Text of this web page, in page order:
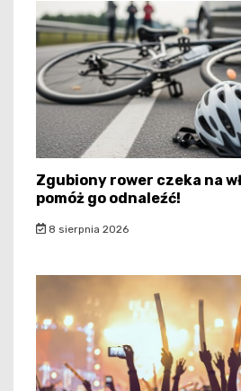
Zgubiony rower czeka na
pomóż go odnaleźć!
8 sierpnia 2026